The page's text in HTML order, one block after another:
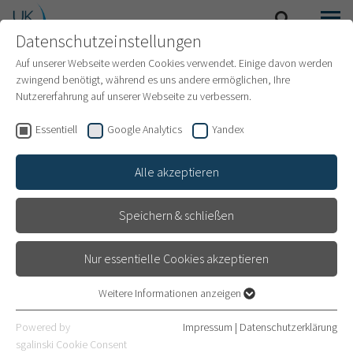
INTERNATIONAL PATIENTS
Ihr Klinikaufenthalt
Datenschutzeinstellungen
Auf unserer Webseite werden Cookies verwendet. Einige davon werden
zwingend benötigt, während es uns andere ermöglichen, Ihre
Nutzererfahrung auf unserer Webseite zu verbessern.
Essentiell Google Analytics Yandex
Alle akzeptieren
Speichern & schließen
Nur essentielle Cookies akzeptieren
Essentielle Cookies werden für grundlegende Funktionen der
Webseite benötigt. Dadurch ist gewährleistet, dass die Webseite
Weitere Informationen anzeigen
Powered by
sgalinski Cookie Consent
Impressum | Datenschutzerklärung